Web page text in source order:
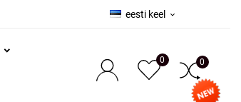
eesti keel 
0 0